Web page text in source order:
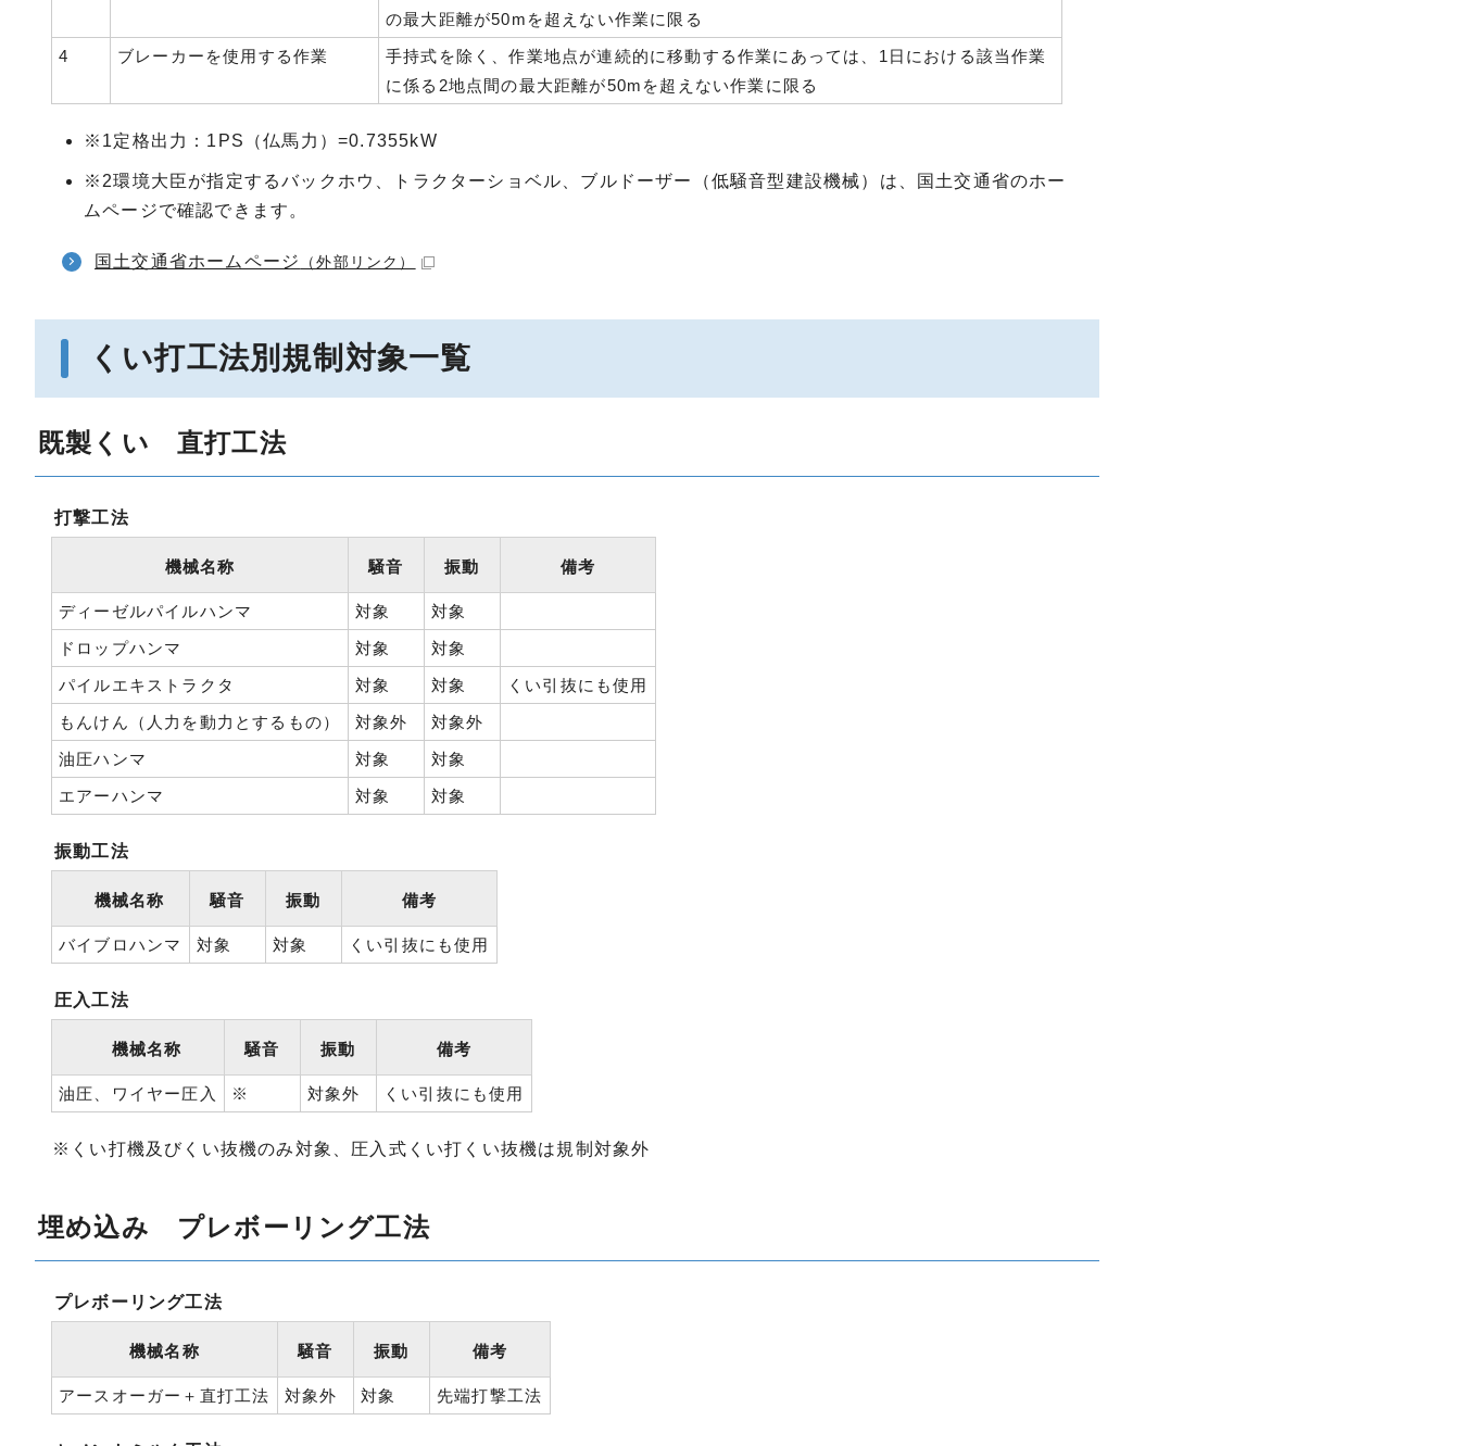
の最大距離が50mを超えない作業に限る
4
ブレーカーを使用する作業
手持式を除く、作業地点が連続的に移動する作業にあっては、1日における該当作業
に係る2地点間の最大距離が50mを超えない作業に限る
※1定格出力：1PS（仏馬力）=0.7355kW
※2環境大臣が指定するバックホウ、トラクターショベル、ブルドーザー（低騒音型建設機械）は、国土交通省のホー
ムページで確認できます。
国土交通省ホームページ （外部リンク）
くい打工法別規制対象一覧
既製くい 直打工法
打撃工法
機械名称 騒音 振動 備考
ディーゼルパイルハンマ 対象
対象
ドロップハンマ
対象
対象
パイルエキストラクタ
対象 対象
くい引抜にも使用
もんけん（人力を動力とするもの）
対象外
対象外
油圧ハンマ
対象
対象
エアーハンマ
対象 対象
振動工法
機械名称 騒音 振動 備考
バイブロハンマ 対象 対象 くい引抜にも使用
圧入工法
機械名称 騒音 振動 備考
油圧、ワイヤー圧入 ※ 対象外 くい引抜にも使用
※くい打機及びくい抜機のみ対象、圧入式くい打くい抜機は規制対象外
埋め込み プレボーリング工法
プレボーリング工法
機械名称 騒音 振動 備考
アースオーガー＋直打工法 対象外 対象 先端打撃工法